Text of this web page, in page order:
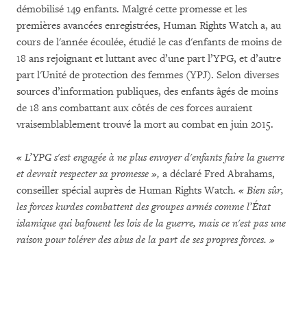
démobilisé 149 enfants. Malgré cette promesse et les
premières avancées enregistrées, Human Rights Watch a, au
cours de l'année écoulée, étudié le cas d'enfants de moins de
18 ans rejoignant et luttant avec d’une part l’YPG, et d’autre
part l'Unité de protection des femmes (YPJ). Selon diverses
sources d’information publiques, des enfants âgés de moins
de 18 ans combattant aux côtés de ces forces auraient
vraisemblablement trouvé la mort au combat en juin 2015.
« L’YPG s'est engagée à ne plus envoyer d'enfants faire la guerre
et devrait respecter sa promesse », a déclaré Fred Abrahams,
conseiller spécial auprès de Human Rights Watch. « Bien sûr,
les forces kurdes combattent des groupes armés comme l’État
islamique qui bafouent les lois de la guerre, mais ce n'est pas une
raison pour tolérer des abus de la part de ses propres forces. »